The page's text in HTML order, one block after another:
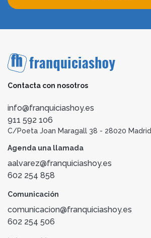
Contacta con nosotros
info@franquiciashoy.es
911 592 106
C/Poeta Joan Maragall 38 - 28020 Madrid
Agenda una llamada
aalvarez@franquiciashoy.es
602 254 858
Comunicación
comunicacion@franquiciashoy.es
602 254 506